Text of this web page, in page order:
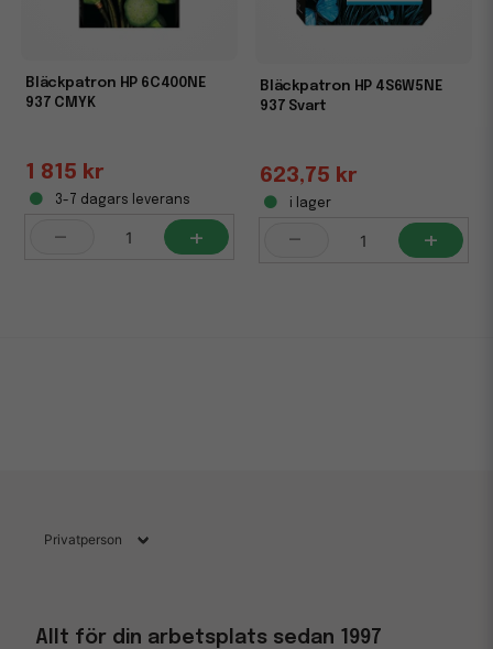
Bläckpatron HP 6C400NE
937 CMYK
1 815 kr
3-7 dagars leverans
- +
Bläckpatron HP 4S6W5NE
937 Svart
623,75 kr
i lager
- +
Allt för din arbetsplats sedan 1997